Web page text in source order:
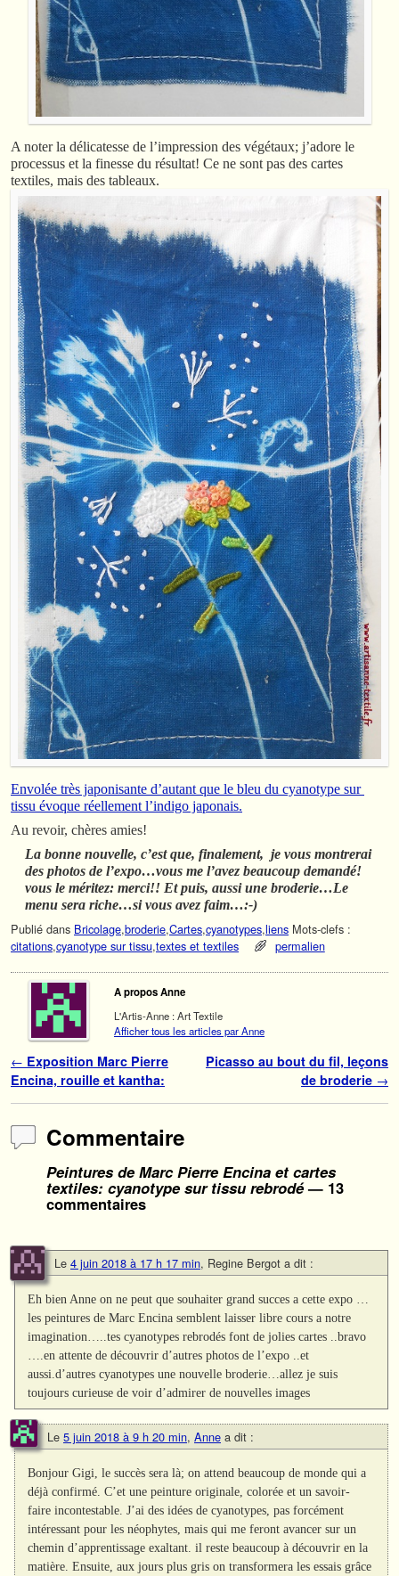
A noter la délicatesse de l’impression des végétaux; j’adore le
processus et la finesse du résultat! Ce ne sont pas des cartes
textiles, mais des tableaux.
Envolée très japonisante d’autant que le bleu du cyanotype sur
tissu évoque réellement l’indigo japonais.
Au revoir, chères amies!
La bonne nouvelle, c’est que, finalement, je vous montrerai
des photos de l’expo…vous me l’avez beaucoup demandé!
vous le méritez: merci!! Et puis, aussi une broderie…Le
menu sera riche…si vous avez faim…:-)
Publié dans Bricolage,broderie,Cartes,cyanotypes,liens Mots-clefs :
citations,cyanotype sur tissu,textes et textiles permalien
A propos Anne
L'Artis-Anne : Art Textile
Afficher tous les articles par Anne
Navigation des articles
← Exposition Marc Pierre
Encina, rouille et kantha:
Picasso au bout du fil, leçons
de broderie →
Commentaire
Peintures de Marc Pierre Encina et cartes
textiles: cyanotype sur tissu rebrodé— 13
commentaires
Le 4 juin 2018 à 17 h 17 min, Regine Bergot a dit :
Eh bien Anne on ne peut que souhaiter grand succes a cette expo …
les peintures de Marc Encina semblent laisser libre cours a notre
imagination…..tes cyanotypes rebrodés font de jolies cartes ..bravo
….en attente de découvrir d’autres photos de l’expo ..et
aussi.d’autres cyanotypes une nouvelle broderie…allez je suis
toujours curieuse de voir d’admirer de nouvelles images
Le 5 juin 2018 à 9 h 20 min, Anne a dit :
Bonjour Gigi, le succès sera là; on attend beaucoup de monde qui a
déjà confirmé. C’et une peinture originale, colorée et un savoir-
faire incontestable. J’ai des idées de cyanotypes, pas forcément
intéressant pour les néophytes, mais qui me feront avancer sur un
chemin d’apprentissage exaltant. il reste beaucoup à découvrir en la
matière. Ensuite, aux jours plus gris on transformera les essais grâce